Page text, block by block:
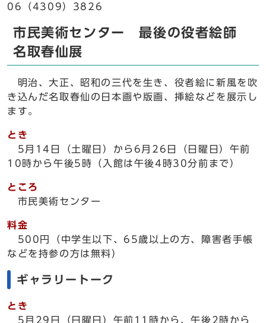
06（4309）3826
市民美術センター 最後の役者絵師
名取春仙展
明治、大正、昭和の三代を生き、役者絵に新風を吹
き込んだ名取春仙の日本画や版画、挿絵などを展示し
ます。
とき
5月14日（土曜日）から6月26日（日曜日）午前
10時から午後5時（入館は午後4時30分前まで）
ところ
市民美術センター
料金
500円（中学生以下、65歳以上の方、障害者手帳
などを持参の方は無料）
ギャラリートーク
とき
5月29日（日曜日）午前11時から、午後2時から